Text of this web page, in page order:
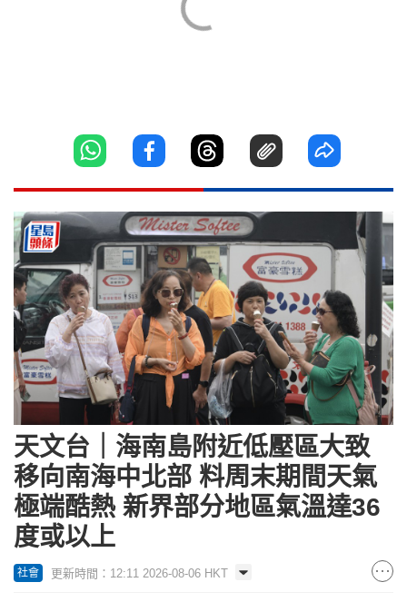
天文台｜海南島附近低壓區大致
移向南海中北部 料周末期間天氣
極端酷熱 新界部分地區氣溫達36
度或以上
社會 更新時間：12:11 2026-08-06 HKT